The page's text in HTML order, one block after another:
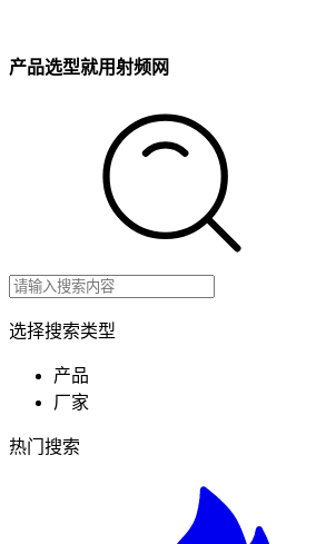
产品选型就用射频网
选择搜索类型
产品
厂家
热门搜索